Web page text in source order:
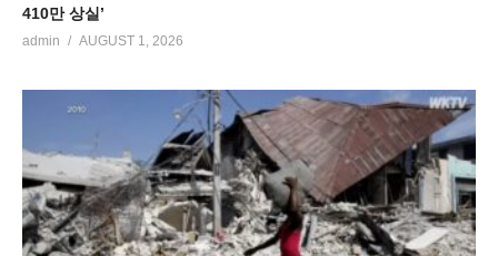
410만 상실’
admin AUGUST 1, 2026